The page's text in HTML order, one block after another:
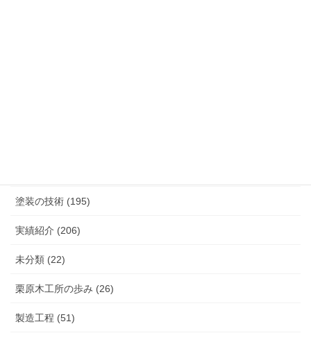
塗装の技術 (195)
実績紹介 (206)
未分類 (22)
栗原木工所の歩み (26)
製造工程 (51)